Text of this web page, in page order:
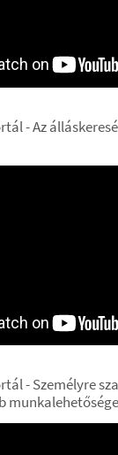
- Az
- Személyre